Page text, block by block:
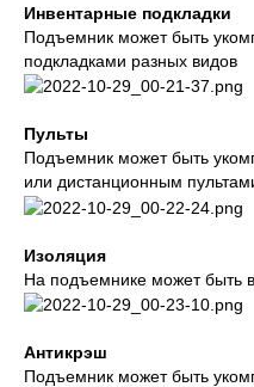
Инвентарные подкладки
Подъемник может быть
подкладками разных видов
Пульты
Подъемник может быть
или дистанционным
Изоляция
На подъемнике может быть
Антикрэш
Подъемник может быть